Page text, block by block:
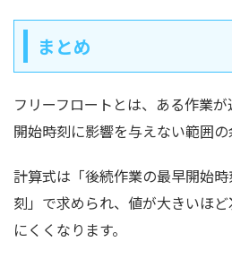
まとめ
フリーフロートとは、ある作業
開始時刻に影響を与えない範囲の
計算式は「後続作業の最早開始
刻」で求められ、値が大きいほ
にくくなります。